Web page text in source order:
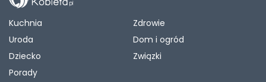
Kuchnia
Zdrowie
Uroda
Dom i ogród
Dziecko
Związki
Porady